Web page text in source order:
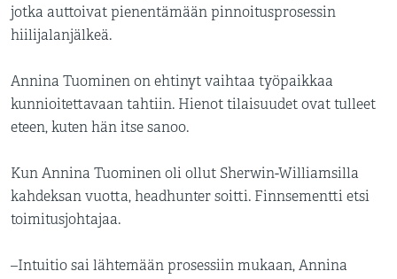
jotka auttoivat pienentämään pinnoitusprosessin
hiilijalanjälkeä.
Annina Tuominen on ehtinyt vaihtaa työpaikkaa
kunnioitettavaan tahtiin. Hienot tilaisuudet ovat tulleet
eteen, kuten hän itse sanoo.
Kun Annina Tuominen oli ollut Sherwin-Williamsilla
kahdeksan vuotta, headhunter soitti. Finnsementti etsi
toimitusjohtajaa.
–Intuitio sai lähtemään prosessiin mukaan, Annina